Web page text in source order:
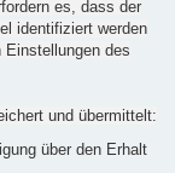
es, dass der
identifiziert werden
Einstellungen des
und übermittelt:
über den Erhalt